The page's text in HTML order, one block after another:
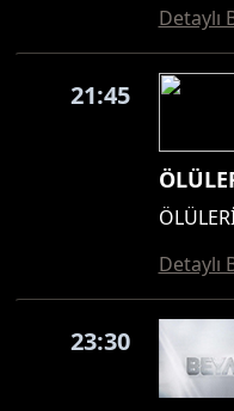
Detaylı
21:45
Detaylı
23:30